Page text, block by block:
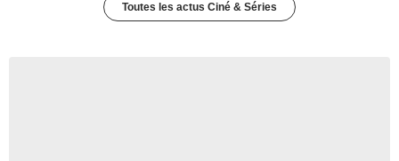
Toutes les actus Ciné & Séries